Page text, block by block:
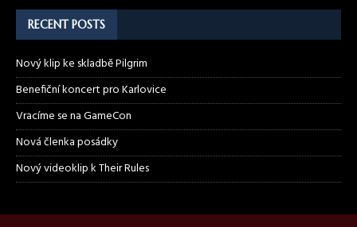
RECENT POSTS
Nový klip ke skladbě Pilgrim
Benefiční koncert pro Karlovice
Vracíme se na GameCon
Nová členka posádky
Nový videoklip k Their Rules